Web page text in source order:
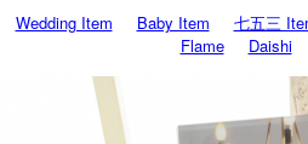
Wedding Item Baby Item 七五三
Flame
Daishi